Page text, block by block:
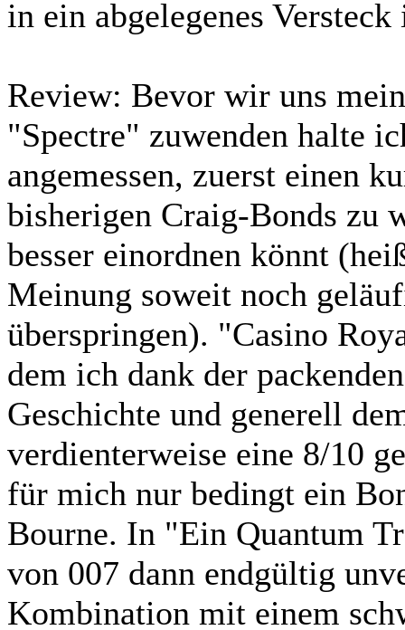
in ein abgelegenes
Review: Bevor wir uns
"Spectre" zuwenden halte
angemessen, zuerst einen
bisherigen Craig-Bonds zu
besser einordnen könnt
Meinung soweit noch
überspringen). "Casino
dem ich dank der
Geschichte und generell
verdienterweise eine 8/10
für mich nur bedingt ein
Bourne. In "Ein Quantum
von 007 dann endgültig
Kombination mit einem